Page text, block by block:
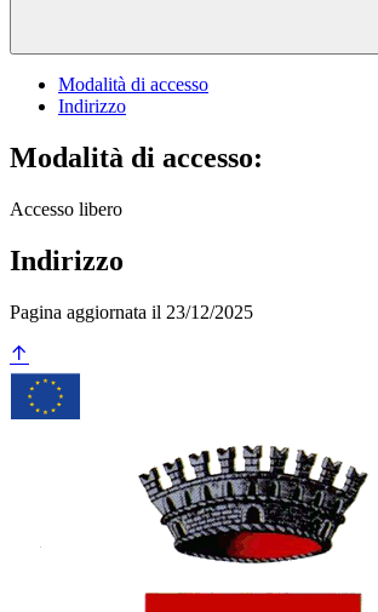
Modalità di accesso
Indirizzo
Modalità di accesso:
Accesso libero
Indirizzo
Pagina aggiornata il 23/12/2025